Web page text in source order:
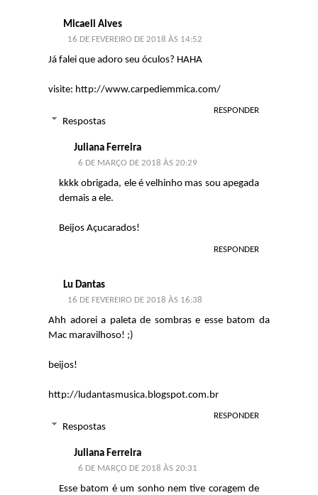
Micaeli Alves
16 DE FEVEREIRO DE 2018 ÀS 14:52
Já falei que adoro seu óculos? HAHA
visite: http://www.carpediemmica.com/
RESPONDER
Respostas
Juliana Ferreira
6 DE MARÇO DE 2018 ÀS 20:29
kkkk obrigada, ele é velhinho mas sou apegada
demais a ele.
Beijos Açucarados!
RESPONDER
Lu Dantas
16 DE FEVEREIRO DE 2018 ÀS 16:38
Ahh adorei a paleta de sombras e esse batom da
Mac maravilhoso! ;)
beijos!
http://ludantasmusica.blogspot.com.br
RESPONDER
Respostas
Juliana Ferreira
6 DE MARÇO DE 2018 ÀS 20:31
Esse batom é um sonho nem tive coragem de